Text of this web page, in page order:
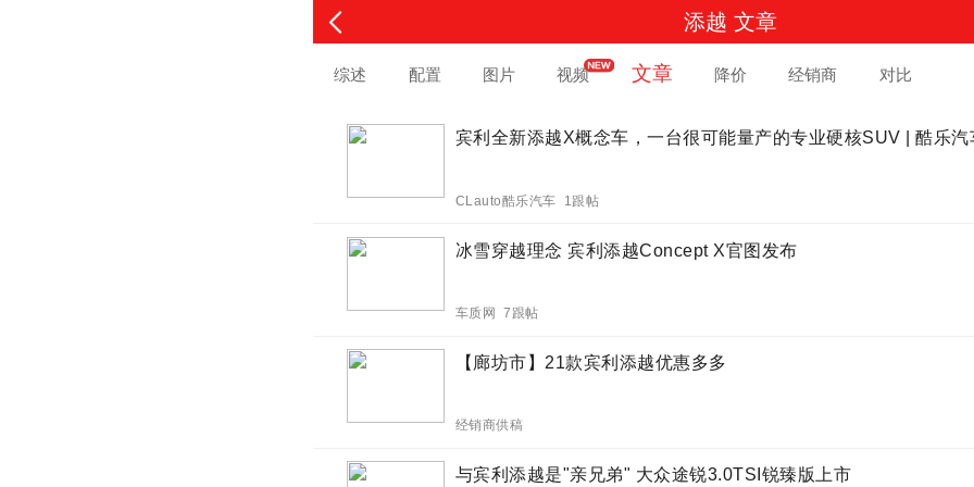
添越 文章
综述 配置 图片 视频 文章 降价 经销商 对比
宾利全新添越X概念车，一台很可能量产的专业硬核SUV | 酷乐汽
CLauto酷乐汽车 1跟帖
冰雪穿越理念 宾利添越Concept X官图发布
车质网 7跟帖
【廊坊市】21款宾利添越优惠多多
经销商供稿
与宾利添越是"亲兄弟" 大众途锐3.0TSI锐臻版上市